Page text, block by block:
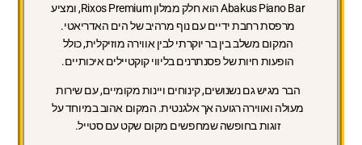
Abakus Piano Bar הוא חלק ממלון Rixos Premium, ומציע
מרפסת רחבת ידיים עם נוף מרהיב של הים האדריאטי.
המקום משלב בין בר יוקרתי לבין אווירה מוזיקלית, כולל
הופעות חיות של פסנתרנים בליווי קוקטיילים איכותיים.
הבר מגיש גם נשנושים, קינוחים ויינות מקומיים, עם שירות
מעולה ואווירה רגועה אך אלגנטית. המקום אהוב במיוחד על
זוגות בחופשה שמחפשים מקום שקט עם סטייל.